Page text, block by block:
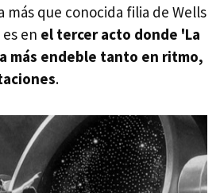
más que conocida filia de Wells
en el tercer acto donde 'La
más endeble tanto en ritmo,
.